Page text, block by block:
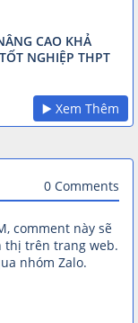
CAO KHẢ
NGHIỆP THPT
▶️ Xem Thêm
0 Comments
comment này sẽ
thị trên trang web.
nhóm Zalo.